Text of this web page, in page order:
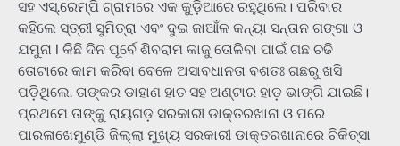
ସହ ଏସ୍.ରେମ୍ପି ଗ୍ରାମରେ ଏକ କୁଡ଼ିଆରେ ରହୁଥିଲେ। ପରିବାର
କହିଲେ ସ୍ତ୍ରୀ ସୁମିତ୍ରା ଏବଂ ଦୁଇ ଜାଆଁଳ କନ୍ୟା ସନ୍ତାନ ଗଙ୍ଗା ଓ
ଯମୁନା I କିଛି ଦିନ ପୂର୍ବେ ଶିବରାମ କାଜୁ ତୋଳିବା ପାଇଁ ଗଛ ଚଢି
ତୋଟାରେ କାମ କରିବା ବେଳେ ଅସାବଧାନତା ବଶତଃ ଗଛରୁ ଖସି
ପଡ଼ିଥିଲେ. ତାଙ୍କର ଡାହାଣ ହାତ ସହ ଅଣ୍ଟାର ହାଡ଼ ଭାଙ୍ଗି ଯାଇଛି।
ପ୍ରଥମେ ତାଙ୍କୁ ରାୟଗଡ଼ ସରକାରୀ ଡାକ୍ତରଖାନା ଓ ପରେ
ପାରଳାଖେମୁଣ୍ଡି ଜିଲ୍ଲା ମୁଖ୍ୟ ସରକାରୀ ଡାକ୍ତରଖାନାରେ ଚିକିତ୍ସା